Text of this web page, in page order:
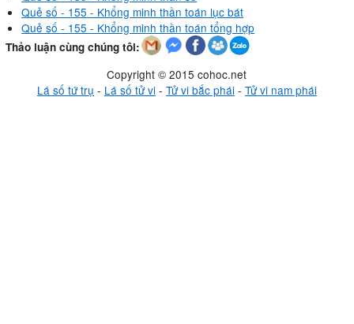
Quẻ số - 155 - Khổng minh thần toán lục bát
Quẻ số - 155 - Khổng minh thần toán tổng hợp
Thảo luận cùng chúng tôi:
Copyright © 2015 cohoc.net
Lá số tứ trụ - Lá số tử vi- Tử vi bắc phái- Tử vi nam phái